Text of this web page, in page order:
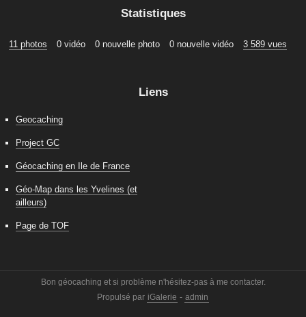
Statistiques
11 photos 0 vidéo 0 nouvelle photo 0 nouvelle vidéo 3 589 vues
Liens
Geocaching
Project GC
Géocaching en Ile de France
Géo-Map dans les Yvelines (et
ailleurs)
Page de TOF
Bon géocaching et si problème n'hésitez-pas à me contacter.
Propulsé par iGalerie - admin